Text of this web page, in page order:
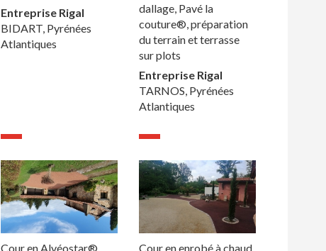
Entreprise Rigal
BIDART, Pyrénées
Atlantiques
dallage, Pavé la
couture®, préparation
du terrain et terrasse
sur plots
Entreprise Rigal
TARNOS, Pyrénées
Atlantiques
Cour en Alvéostar®
Cour en enrobé à chaud